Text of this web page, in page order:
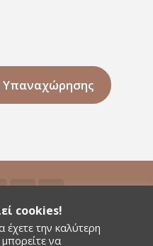
Υπαναχώρησης
rights reserved - Αρ.
cookies!
έχετε την καλύτερη
να